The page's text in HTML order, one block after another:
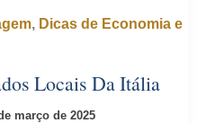
, Dicas de Economia e
Locais Da Itália
março de 2025